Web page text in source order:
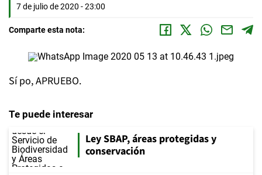
7 de julio de 2020 - 23:00
Comparte esta nota:
Sí po, APRUEBO.
Te puede interesar
Ley SBAP, áreas protegidas y
conservación